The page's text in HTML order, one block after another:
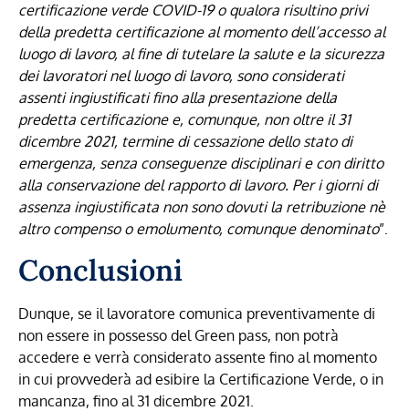
certificazione verde COVID-19 o qualora risultino privi
della predetta certificazione al momento dell’accesso al
luogo di lavoro, al fine di tutelare la salute e la sicurezza
dei lavoratori nel luogo di lavoro, sono considerati
assenti ingiustificati fino alla presentazione della
predetta certificazione e, comunque, non oltre il 31
dicembre 2021, termine di cessazione dello stato di
emergenza, senza conseguenze disciplinari e con diritto
alla conservazione del rapporto di lavoro. Per i giorni di
assenza ingiustificata non sono dovuti la retribuzione nè
altro compenso o emolumento, comunque denominato”.
Conclusioni
Dunque, se il lavoratore comunica preventivamente di
non essere in possesso del Green pass, non potrà
accedere e verrà considerato assente fino al momento
in cui provvederà ad esibire la Certificazione Verde, o in
mancanza, fino al 31 dicembre 2021.